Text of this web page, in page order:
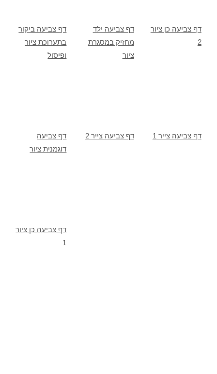
דף צביעה ביקור
בתערוכת ציור
ופיסול
דף צביעה ילד
מחזיק במסגרת
ציור
דף צביעה כן ציור
2
דף צביעה
דוגמנית ציור
דף צביעה צייר 2 דף צביעה צייר 1
דף צביעה כן ציור
1